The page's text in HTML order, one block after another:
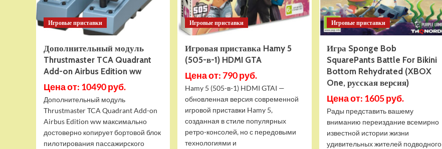
Игровые приставки
Дополнительный модуль
Thrustmaster TCA Quadrant
Add-on Airbus Edition ww
Цена от: 10490 руб.
Дополнительный модуль
Thrustmaster TCA Quadrant Add-on
Airbus Edition ww максимально
достоверно копирует бортовой блок
пилотирования пассажирского
Игровые приставки
Игровая приставка Hamy 5
(505-в-1) HDMI GTA
Цена от: 790 руб.
Hamy 5 (505-в-1) HDMI GTAI —
обновленная версия современной
игровой приставки Hamy 5,
созданная в стиле популярных
ретро-консолей, но с передовыми
технологиями и
Игровые приставки
Игра Sponge Bob
SquarePants Battle For Bikini
Bottom Rehydrated (XBOX
One, русская версия)
Цена от: 1605 руб.
Рады представить вашему
вниманию переиздание всемирно
известной истории жизни
удивительных жителей подводного